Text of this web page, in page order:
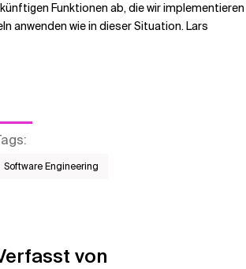
Funktionen ab, die wir
anwenden wie in dieser Situation. Lars
:
Software Engineering
von